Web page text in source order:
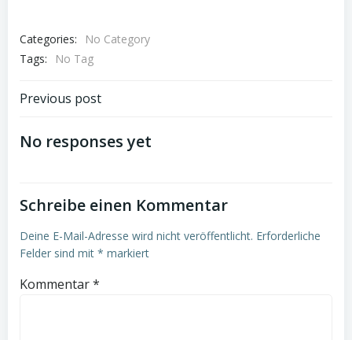
Categories:
No Category
Tags:
No Tag
Post
navigation
Previous post
No responses yet
Schreibe einen Kommentar
Deine E-Mail-Adresse wird nicht veröffentlicht. Erforderliche
Felder sind mit * markiert
Kommentar*